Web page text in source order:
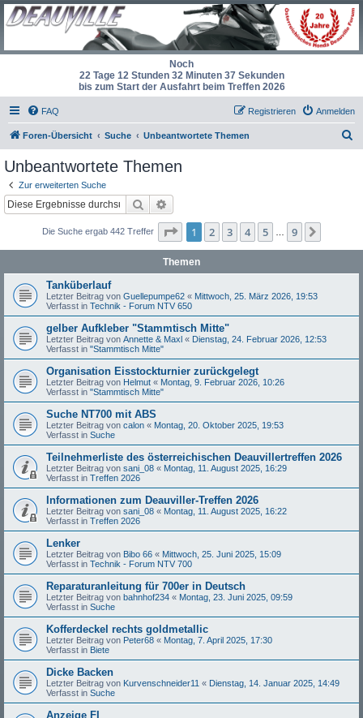
Noch
22 Tage 12 Stunden 32 Minuten 37 Sekunden
bis zum Start der Ausfahrt beim Treffen 2026
FAQ Anmelden
Registrieren
Foren-Übersicht Suche Unbeantwortete Themen
Unbeantwortete Themen
Zur erweiterten Suche
Suche
Die Suche ergab 442 Treffer Seite 1von
1 2 3 4 5 … 9
Themen
Tanküberlauf
Letzter Beitrag von Guellepumpe62 « Mittwoch, 25. März 2026, 19:53
Verfasst in Technik - Forum NTV 650
gelber Aufkleber "Stammtisch Mitte"
Letzter Beitrag von Annette & Maxl « Dienstag, 24. Februar 2026, 12:53
Verfasst in "Stammtisch Mitte"
Organisation Eisstockturnier zurückgelegt
Letzter Beitrag von Helmut « Montag, 9. Februar 2026, 10:26
Verfasst in "Stammtisch Mitte"
Suche NT700 mit ABS
Letzter Beitrag von calon « Montag, 20. Oktober 2025, 19:53
Verfasst in Suche
Teilnehmerliste des österreichischen Deauvillertreffen 2026
Letzter Beitrag von sani_08 « Montag, 11. August 2025, 16:29
Verfasst in Treffen 2026
Informationen zum Deauviller-Treffen 2026
Letzter Beitrag von sani_08 « Montag, 11. August 2025, 16:22
Verfasst in Treffen 2026
Lenker
Letzter Beitrag von Bibo 66 « Mittwoch, 25. Juni 2025, 15:09
Verfasst in Technik - Forum NTV 700
Reparaturanleitung für 700er in Deutsch
Letzter Beitrag von bahnhof234 « Montag, 23. Juni 2025, 09:59
Verfasst in Suche
Kofferdeckel rechts goldmetallic
Letzter Beitrag von Peter68 « Montag, 7. April 2025, 17:30
Verfasst in Biete
Dicke Backen
Letzter Beitrag von Kurvenschneider11 « Dienstag, 14. Januar 2025, 14:49
Verfasst in Suche
Anzeige FI